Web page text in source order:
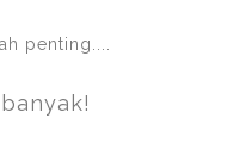
penting....